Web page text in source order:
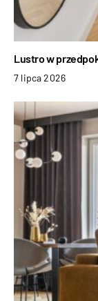
Lustro w
7 lipca 2026